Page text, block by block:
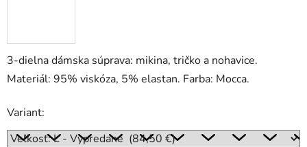
3-dielna dámska súprava: mikina, tričko a nohavice.
Materiál: 95% viskóza, 5% elastan. Farba: Mocca.
Variant: